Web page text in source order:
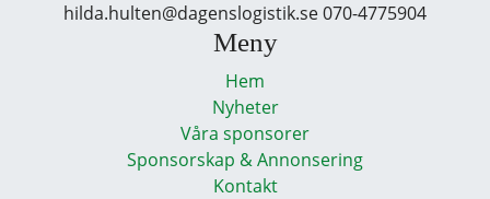
hilda.hulten@dagenslogistik.se 070-4775904
Meny
Hem
Nyheter
Våra sponsorer
Sponsorskap & Annonsering
Kontakt